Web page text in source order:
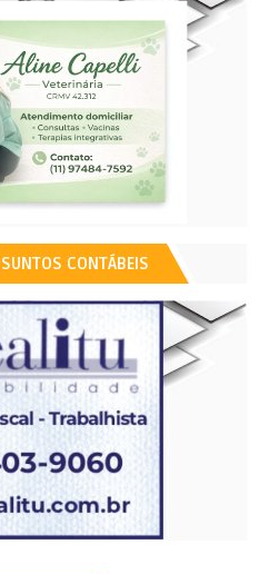
CONTÁBEIS